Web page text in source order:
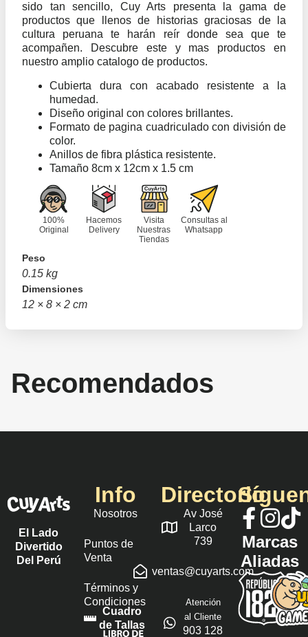
sido tan sencillo, Cuy Arts presenta la gama de
productos que llenos de historias graciosas de la
cultura peruana te harán reír donde sea que te
acompañen. Descubre este y mas productos en
nuestro amplio catalogo de productos.
Cubierta dura con acabado resistente a la
humedad.
Diseño original con colores brillantes.
Formato de pagina cuadriculado con división de
color.
Anillos de fibra plástica resistente.
Tamaño 8cm x 12cm x 1.5 cm
100%
Original
Hacemos
Delivery
Visita
Nuestras
Tiendas
Consultas al
Whatsapp
Peso
0.15 kg
Dimensiones
12 × 8 × 2 cm
Recomendados
El Lado
Divertido
Del Perú
Info
Nosotros
Puntos de
Venta
Términos y
Condiciones
Cuadro
de Tallas
Directorio
Av José
Larco
739
ventas@cuyarts.com
Atención
al Cliente
903 128
Marcas
Aliadas